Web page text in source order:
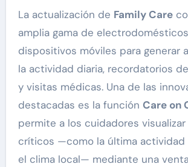
La actualización de Family Care
amplia gama de
dispositivos móviles para generar
la actividad diaria, recordatorios
y visitas médicas. Una de las
destacadas es la función Care on
permite a los cuidadores
críticos —como la última actividad
el clima local— mediante una